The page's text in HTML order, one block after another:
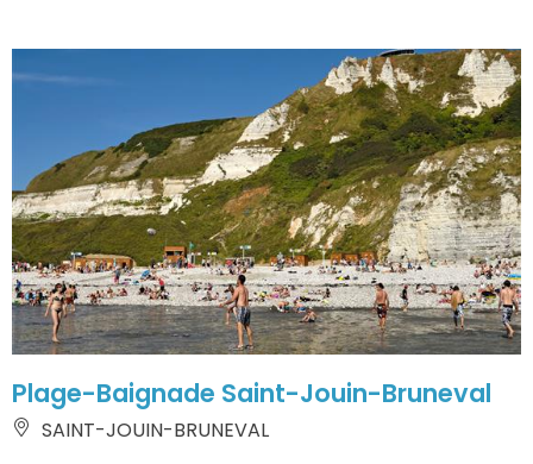
Plage-Baignade Saint-Jouin-Bruneval
SAINT-JOUIN-BRUNEVAL